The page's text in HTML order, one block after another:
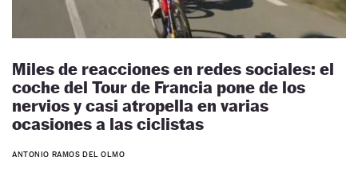
Miles de reacciones en redes sociales: el
coche del Tour de Francia pone de los
nervios y casi atropella en varias
ocasiones a las ciclistas
ANTONIO RAMOS DEL OLMO